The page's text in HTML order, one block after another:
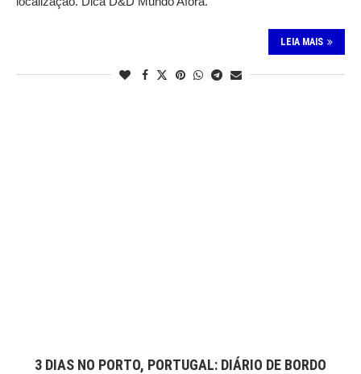
LEIA MAIS
3 DIAS NO PORTO, PORTUGAL: DIÁRIO DE BORDO